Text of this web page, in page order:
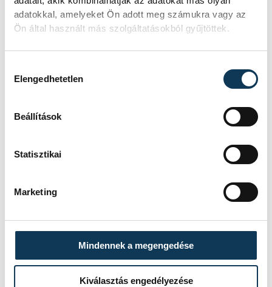
adatokkal, amelyeket Ön adott meg számukra vagy az
Ön által használt más szolgáltatásokból gyűjtöttek.
Elengedhetetlen
Beállítások
Statisztikai
Marketing
Mindennek a megengedése
Kiválasztás engedélyezése
közélet
október 23
SZERZŐ
vehir.hu
Bálint